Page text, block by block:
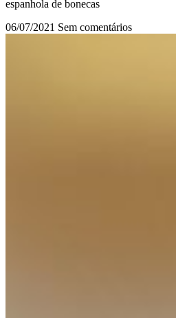
espanhola de bonecas
06/07/2021 Sem comentários